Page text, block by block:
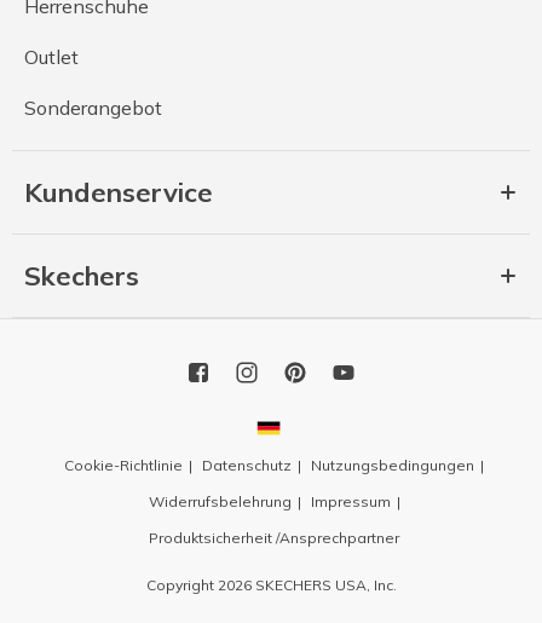
Herrenschuhe
Outlet
Sonderangebot
Kundenservice
Skechers
Cookie-Richtlinie Datenschutz
Nutzungsbedingungen
Widerrufsbelehrung
Impressum
Produktsicherheit /Ansprechpartner
Copyright 2026 SKECHERS USA, Inc.